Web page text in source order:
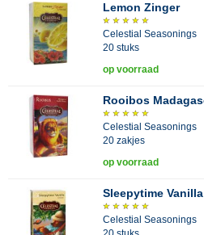
Lemon Zinger
Celestial Seasonings
20 stuks
op voorraad
Rooibos
Celestial Seasonings
20 zakjes
op voorraad
Sleepytime
Celestial Seasonings